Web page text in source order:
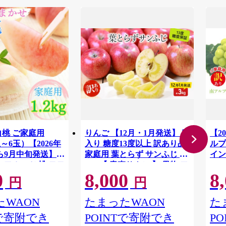
ご家庭用
6玉）【2026年
月中旬発送】
フルーツ 桃 モモ
無料
円
WAON
寄附でき
りんご 【12月・1月発送】 蜜
入り 糖度13度以上 訳あり品
家庭用 葉とらず サンふじ 約
3kg 【 青森りんご 】 果物 フ
ルーツ 産地直送 糖度測定 褐
変 チェック 贈り物 年末 挨拶
8,000 円
たまったWAON
POINTで寄附でき
【
ル
イ
た